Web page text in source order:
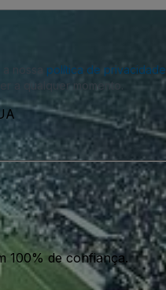
política de privacidade
a qualquer momento.
100% de confiança.